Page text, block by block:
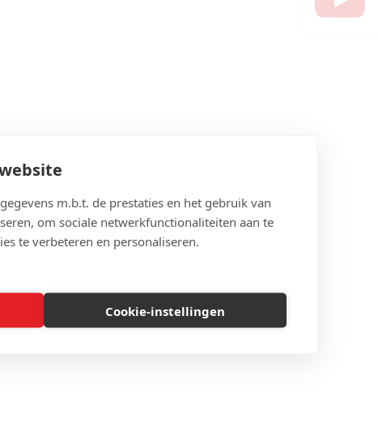
m.b.t. de prestaties en het gebruik van
om sociale netwerkfunctionaliteiten aan te
te verbeteren en personaliseren.
Cookie-instellingen